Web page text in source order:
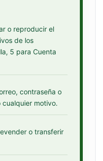
o reproducir el
de los
5 para Cuenta
contraseña o
motivo.
o transferir